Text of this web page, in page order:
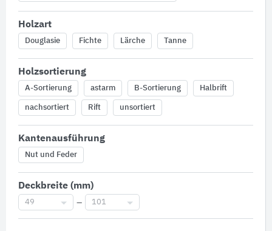
Holzart
Douglasie Fichte Lärche Tanne
Holzsortierung
A-Sortierung astarm B-Sortierung Halbrift
nachsortiert Rift unsortiert
Kantenausführung
Nut und Feder
Deckbreite (mm)
49 – 101